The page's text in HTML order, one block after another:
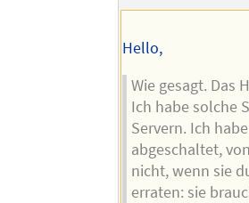
Hello,
Wie gesagt. Das
Ich habe solche
Servern. Ich
abgeschaltet,
nicht, wenn sie
erraten: sie